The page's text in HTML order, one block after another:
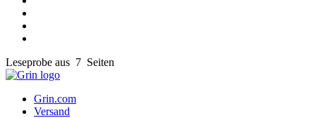
Leseprobe aus 7 Seiten
Grin.com
Versand